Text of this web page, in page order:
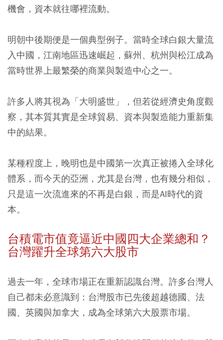
機會，資本就往哪裡流動。
明朝中後期便是一個典型例子。當時全球白銀大量流
入中國，江南地區迅速崛起，蘇州、杭州與松江成為
當時世界上最繁榮的商業與製造中心之一。
許多人將其視為「大明盛世」，但若從經濟史角度觀
察，其本質其實是全球貿易、資本與製造能力重新集
中的結果。
某種程度上，晚明也是中國第一次真正被捲入全球化
體系，而今天的亞洲，尤其是台灣，也有幾分相似，
只是這一次流進來的不再是白銀，而是AI時代的資
本。
台積電市值竟逼近中國四大企業總和？
台灣躍升全球第六大股市
過去一年，全球市場正在重新認識台灣。許多台灣人
自己都未必意識到：台灣股市已先後超越德國、法
國、英國與加拿大，成為全球第六大股票市場。